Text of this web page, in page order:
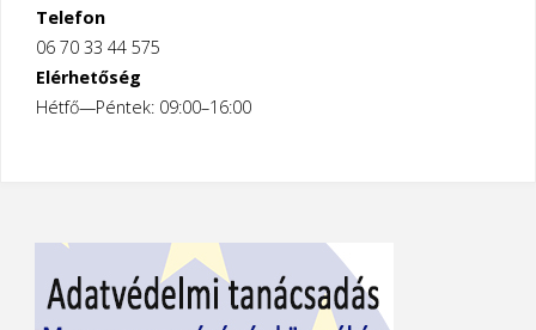
Telefon
06 70 33 44 575
Elérhetőség
Hétfő—Péntek: 09:00–16:00